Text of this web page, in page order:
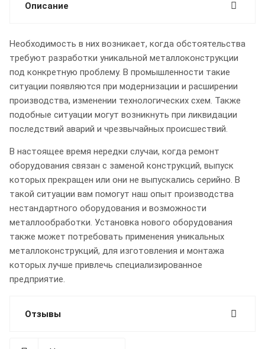
Описание
Необходимость в них возникает, когда обстоятельства
требуют разработки уникальной металлоконструкции
под конкретную проблему. В промышленности такие
ситуации появляются при модернизации и расширении
производства, изменении технологических схем. Также
подобные ситуации могут возникнуть при ликвидации
последствий аварий и чрезвычайных происшествий.
В настоящее время нередки случаи, когда ремонт
оборудования связан с заменой конструкций, выпуск
которых прекращен или они не выпускались серийно. В
такой ситуации вам помогут наш опыт производства
нестандартного оборудования и возможности
металлообработки. Установка нового оборудования
также может потребовать применения уникальных
металлоконструкций, для изготовления и монтажа
которых лучше привлечь специализированное
предприятие.
Отзывы